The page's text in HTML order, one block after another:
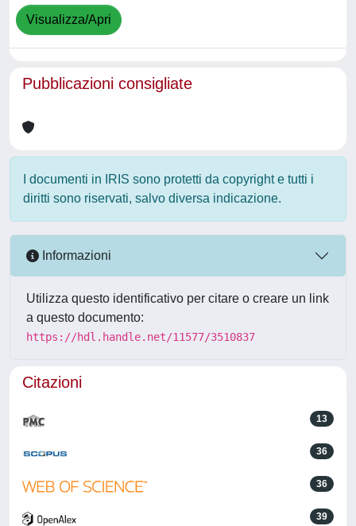
Visualizza/Apri
Pubblicazioni consigliate
I documenti in IRIS sono protetti da copyright e tutti i
diritti sono riservati, salvo diversa indicazione.
Informazioni
Utilizza questo identificativo per citare o creare un link
a questo documento:
https://hdl.handle.net/11577/3510837
Citazioni
13
36
36
39